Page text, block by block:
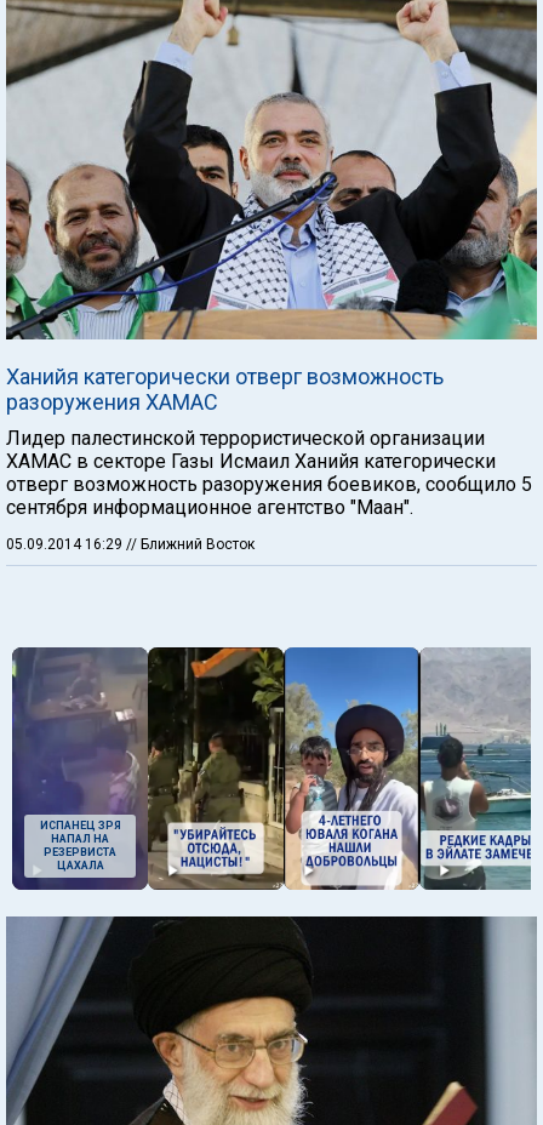
Ханийя категорически отверг возможность
разоружения ХАМАС
Лидер палестинской террористической организации
ХАМАС в секторе Газы Исмаил Ханийя категорически
отверг возможность разоружения боевиков, сообщило 5
сентября информационное агентство "Маан".
05.09.2014 16:29 // Ближний Восток
ИСПАНЕЦ ЗРЯ
НАПАЛ НА
РЕЗЕРВИСТА
ЦАХАЛА